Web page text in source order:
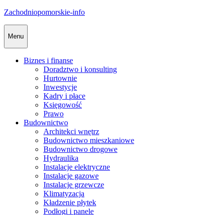
Skip
Zachodniopomorskie-info
Menu
Biznes i finanse
Doradztwo i konsulting
Hurtownie
Inwestycje
Kadry i płace
Księgowość
Prawo
Budownictwo
Architekci wnętrz
Budownictwo mieszkaniowe
Budownictwo drogowe
Hydraulika
Instalacje elektryczne
Instalacje gazowe
Instalacje grzewcze
Klimatyzacja
Kładzenie płytek
Podłogi i panele